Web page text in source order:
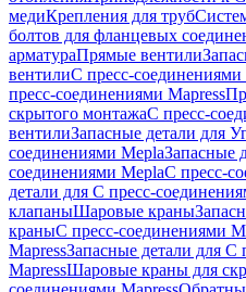
медиКрепления для труб
болтов для фланцевых
арматураПрямые вентили
вентилиС пресс-соединениями
пресс-соединениями Mapress
скрытого монтажаС пресс-
вентилиЗапасные детали для
соединениями MeplaЗапасные
соединениями MeplaС пресс-
детали для С пресс-
клапаныШаровые краны
краныС пресс-соединениями
MapressЗапасные детали для С
MapressШаровые краны для